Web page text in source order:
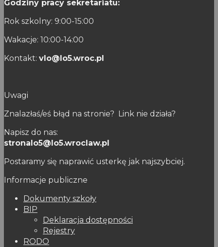
Godziny pracy sekretariatu:
Rok szkolny: 9:00-15:00
Wakacje: 10:00-14:00
Kontakt: vlo@lo5.wroc.pl
Uwagi
Znalazłaś/eś błąd na stronie? Link nie działa?
Napisz do nas:
stronalo5@lo5.wroclaw.pl
Postaramy się naprawić usterkę jak najszybciej.
Informacje publiczne
Dokumenty szkoły
BIP
Deklaracja dostępności
Rejestry
RODO